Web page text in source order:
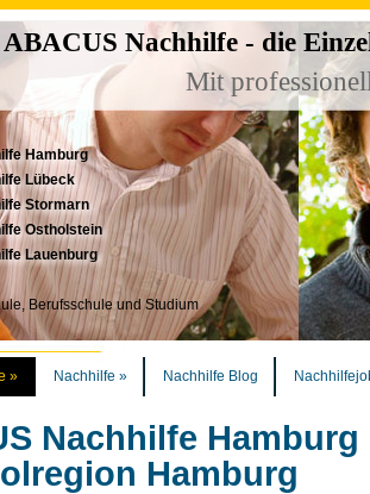
ABACUS Nachhilfe - die
Mit
Hamburg
Lübeck
Stormarn
Ostholstein
Lauenburg
Berufsschule und Studium
» Nachhilfe » Nachhilfe Blog
Nachhilfe Hamburg
Hamburg